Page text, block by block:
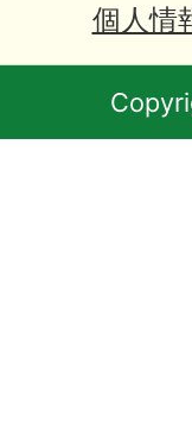
個人情